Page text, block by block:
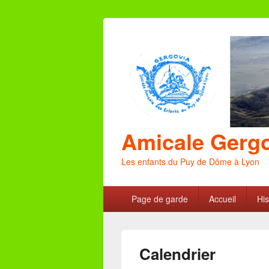
Amicale
Les enfants du Puy de Dôme à Lyon
principalPage de garde Accueil
Calendrier